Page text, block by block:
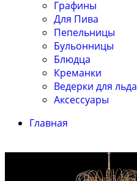
Графины
Для Пива
Пепельницы
Бульонницы
Блюдца
Креманки
Ведерки для льда
Аксессуары
Главная